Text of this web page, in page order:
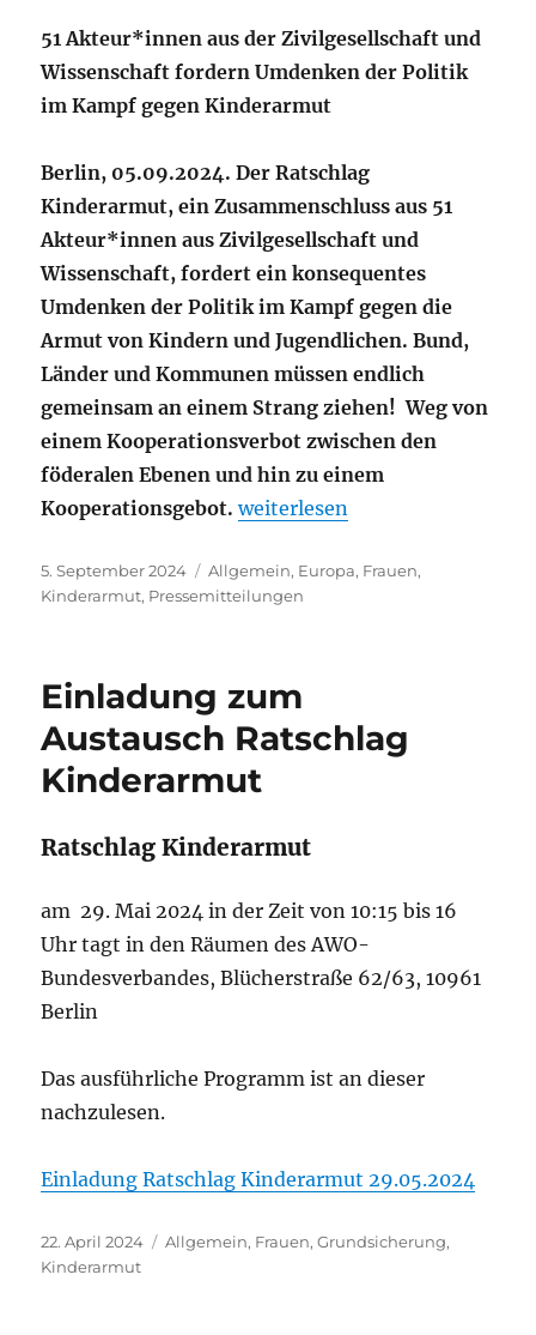
51 Akteur*innen aus der Zivilgesellschaft und
Wissenschaft fordern Umdenken der Politik
im Kampf gegen Kinderarmut
Berlin, 05.09.2024. Der Ratschlag
Kinderarmut, ein Zusammenschluss aus 51
Akteur*innen aus Zivilgesellschaft und
Wissenschaft, fordert ein konsequentes
Umdenken der Politik im Kampf gegen die
Armut von Kindern und Jugendlichen. Bund,
Länder und Kommunen müssen endlich
gemeinsam an einem Strang ziehen! Weg von
einem Kooperationsverbot zwischen den
föderalen Ebenen und hin zu einem
Kooperationsgebot. „Die Sommerferien sind
weiterlesen
Veröffentlicht
am
5. September 2024 Kategorien
Allgemein, Europa, Frauen,
Kinderarmut, Pressemitteilungen
Einladung zum
Austausch Ratschlag
Kinderarmut
Ratschlag Kinderarmut
am 29. Mai 2024 in der Zeit von 10:15 bis 16
Uhr tagt in den Räumen des AWO-
Bundesverbandes, Blücherstraße 62/63, 10961
Berlin
Das ausführliche Programm ist an dieser
nachzulesen.
Einladung Ratschlag Kinderarmut 29.05.2024
Veröffentlicht
am
22. April 2024 Kategorien
Allgemein, Frauen,Grundsicherung,
Kinderarmut